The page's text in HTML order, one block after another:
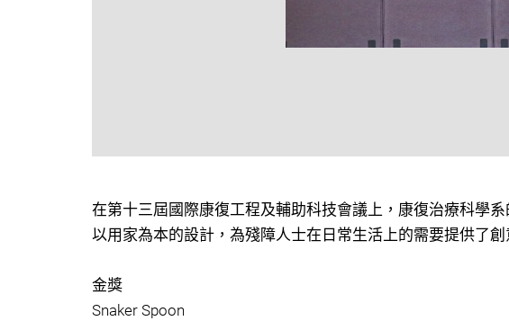
在第十三屆國際康復工程及輔助科技會議上，康復治療科學
以用家為本的設計，為殘障人士在日常生活上的需要提供了創
金獎
Snaker Spoon